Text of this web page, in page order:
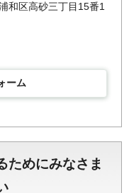
和区高砂三丁目15番1
ーム
ためにみなさま